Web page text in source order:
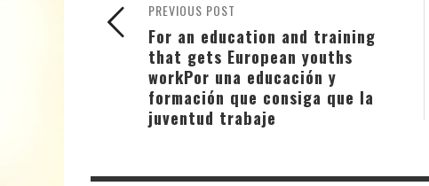
PREVIOUS POST
For an education and training
that gets European youths
workPor una educación y
formación que consiga que la
juventud trabaje